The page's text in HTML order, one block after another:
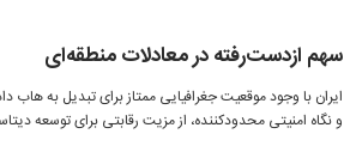
سهم ازدست‌رفته در معادلات منطقه‌ای
ایران با وجود موقعیت جغرافیایی ممتاز برای تبدیل به
و نگاه امنیتی محدودکننده، از مزیت رقابتی برای توسعه